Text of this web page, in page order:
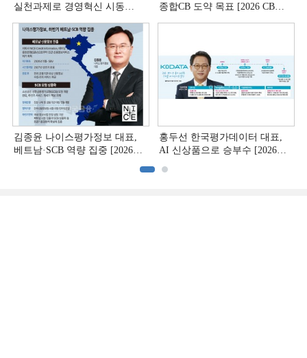
실천과제로 경영혁신 시동
종합CB 도약 목표 [2026 CB사
김종윤 나이스평가정보 대표,
베트남·SCB 역량 집중 [2026
홍두선 한국평가데이터 대표,
AI 신상품으로 승부수 [2026